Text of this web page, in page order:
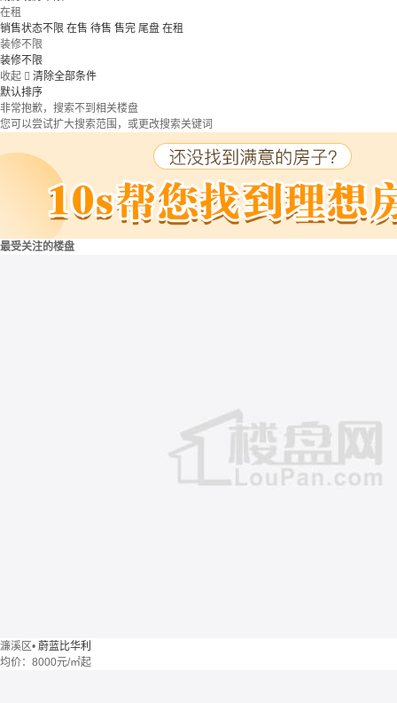
在租
销售状态不限 在售 待售 售完 尾盘 在租
装修不限
装修不限
收起  清除全部条件
默认排序
非常抱歉，搜索不到相关楼盘
您可以尝试扩大搜索范围，或更改搜索关键词
最受关注的楼盘
濂溪区• 蔚蓝比华利
均价： 8000元/㎡起